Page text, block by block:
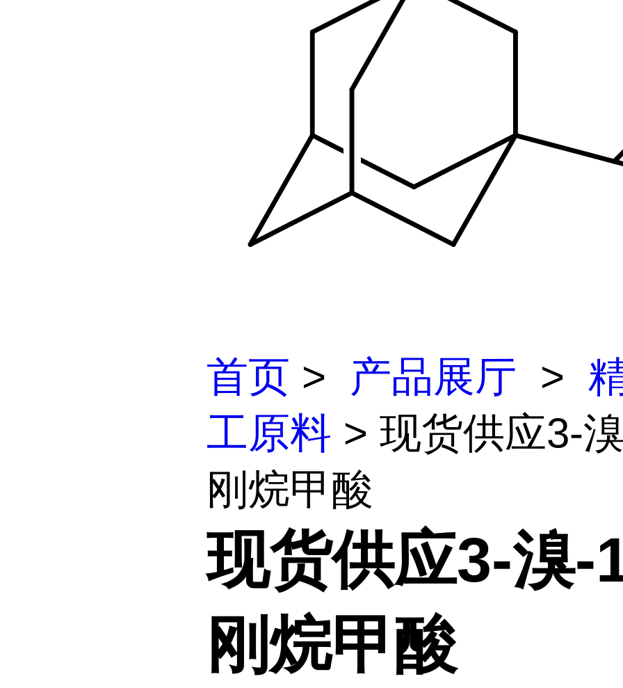
首页 > 产品展厅 >
工原料 > 现货供应3-
刚烷甲酸
现货供应3-溴-
刚烷甲酸